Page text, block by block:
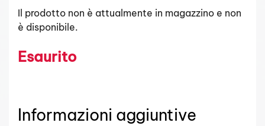
Il prodotto non è attualmente in magazzino e non
è disponibile.
Esaurito
Informazioni aggiuntive